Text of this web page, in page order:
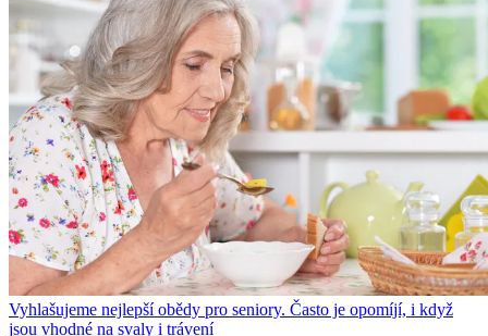
Vyhlašujeme nejlepší obědy pro seniory. Často je opomíjí, i když
jsou vhodné na svaly i trávení